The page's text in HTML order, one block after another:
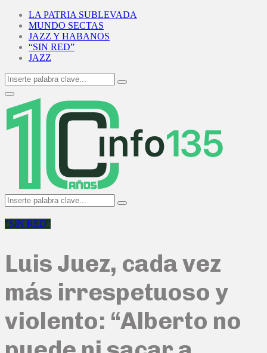
LA PATRIA SUBLEVADA
MUNDO SECTAS
JAZZ Y HABANOS
“SIN RED”
JAZZ
Search
for:
Search
Primary
Menu
Search
for:
Search
"SIN RED"
Luis Juez, cada vez
más irrespetuoso y
violento: “Alberto no